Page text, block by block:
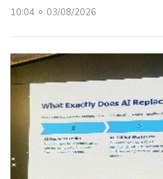
10:04 03/08/2026